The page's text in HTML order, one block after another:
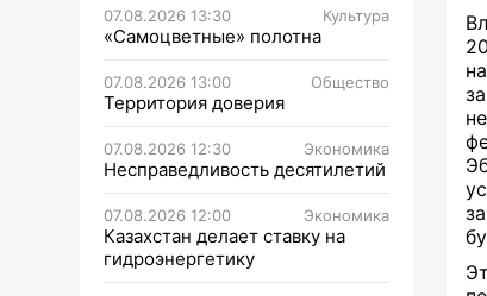
07.08.2026 13:30 Культура
«Самоцветные» полотна
07.08.2026 13:00 Общество
Территория доверия
07.08.2026 12:30 Экономика
Несправедливость десятилетий
07.08.2026 12:00 Экономика
Казахстан делает ставку на
гидроэнергетику